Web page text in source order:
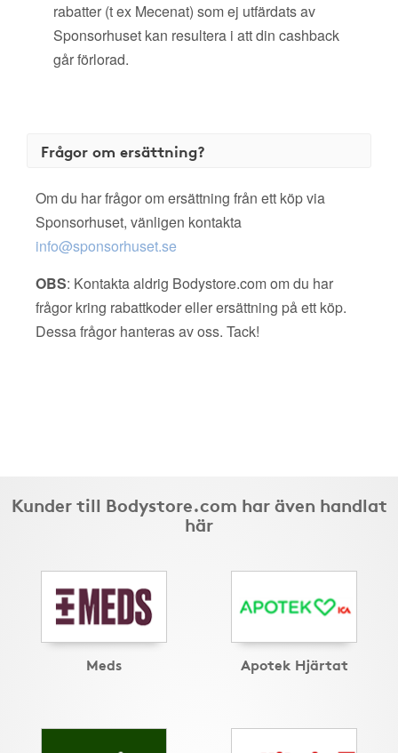
rabatter (t ex Mecenat) som ej utfärdats av
Sponsorhuset kan resultera i att din cashback
går förlorad.
Frågor om ersättning?
Om du har frågor om ersättning från ett köp via
Sponsorhuset, vänligen kontakta
info@sponsorhuset.se
OBS: Kontakta aldrig Bodystore.com om du har
frågor kring rabattkoder eller ersättning på ett köp.
Dessa frågor hanteras av oss. Tack!
Kunder till Bodystore.com har även handlat
här
Meds Apotek Hjärtat